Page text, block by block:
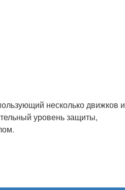
несколько движков и
уровень защиты,